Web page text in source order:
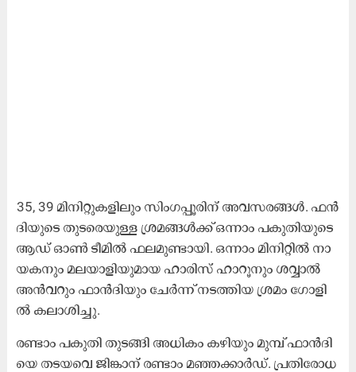
35, 39 മി​നി​റ്റു​ക​ളി​ലും സിം​ഗ​പ്പൂ​രി​ന് അ​വ​സ​ര​ങ്ങ​ൾ. ഫ​ൻ​
ദി​യു​ടെ തു​ട​രെ​യു​ള്ള ശ്ര​മ​ങ്ങ​ൾ​ക്ക് ഒ​ന്നാം പ​കു​തി​യു​ടെ
ആ​ഡ് ഓ​ൺ ടീ​മി​ൽ ഫ​ല​മു​ണ്ടാ​യി. ഒ​ന്നാം മി​നി​റ്റി​ൽ നാ​
യ​ക​നും മ​ല​യാ​ളി​യു​മാ​യ ഹാ​രി​സ് ഹാ​റൂ​നും ശ​വ്വാ​ൽ
അ​ൻ​വ​റും ഫാ​ൻ​ദി​യും ചേ​ർ​ന്ന് ന​ട​ത്തി​യ ശ്ര​മം ഗോ​ളി​
ൽ ക​ലാ​ശി​ച്ചു.
ര​ണ്ടാം പ​കു​തി തു​ട​ങ്ങി അ​ധി​കം ക​ഴി​യും മു​മ്പ് ഫാ​ൻ​ദി​
യെ ത​ട​യ​വെ ജി​ങ്കാ​ന് ര​ണ്ടാം മ​ഞ്ഞ​ക്കാ​ർ​ഡ്. പ്ര​തി​രോ​ധ​